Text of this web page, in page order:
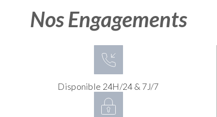
Nos Engagements
Disponible 24H/24 & 7J/7